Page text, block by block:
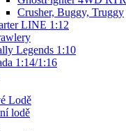
Crusher, Buggy, Truggy
LINE 1:12
Legends 1:10
1:14/1:16
Lodě
lodě